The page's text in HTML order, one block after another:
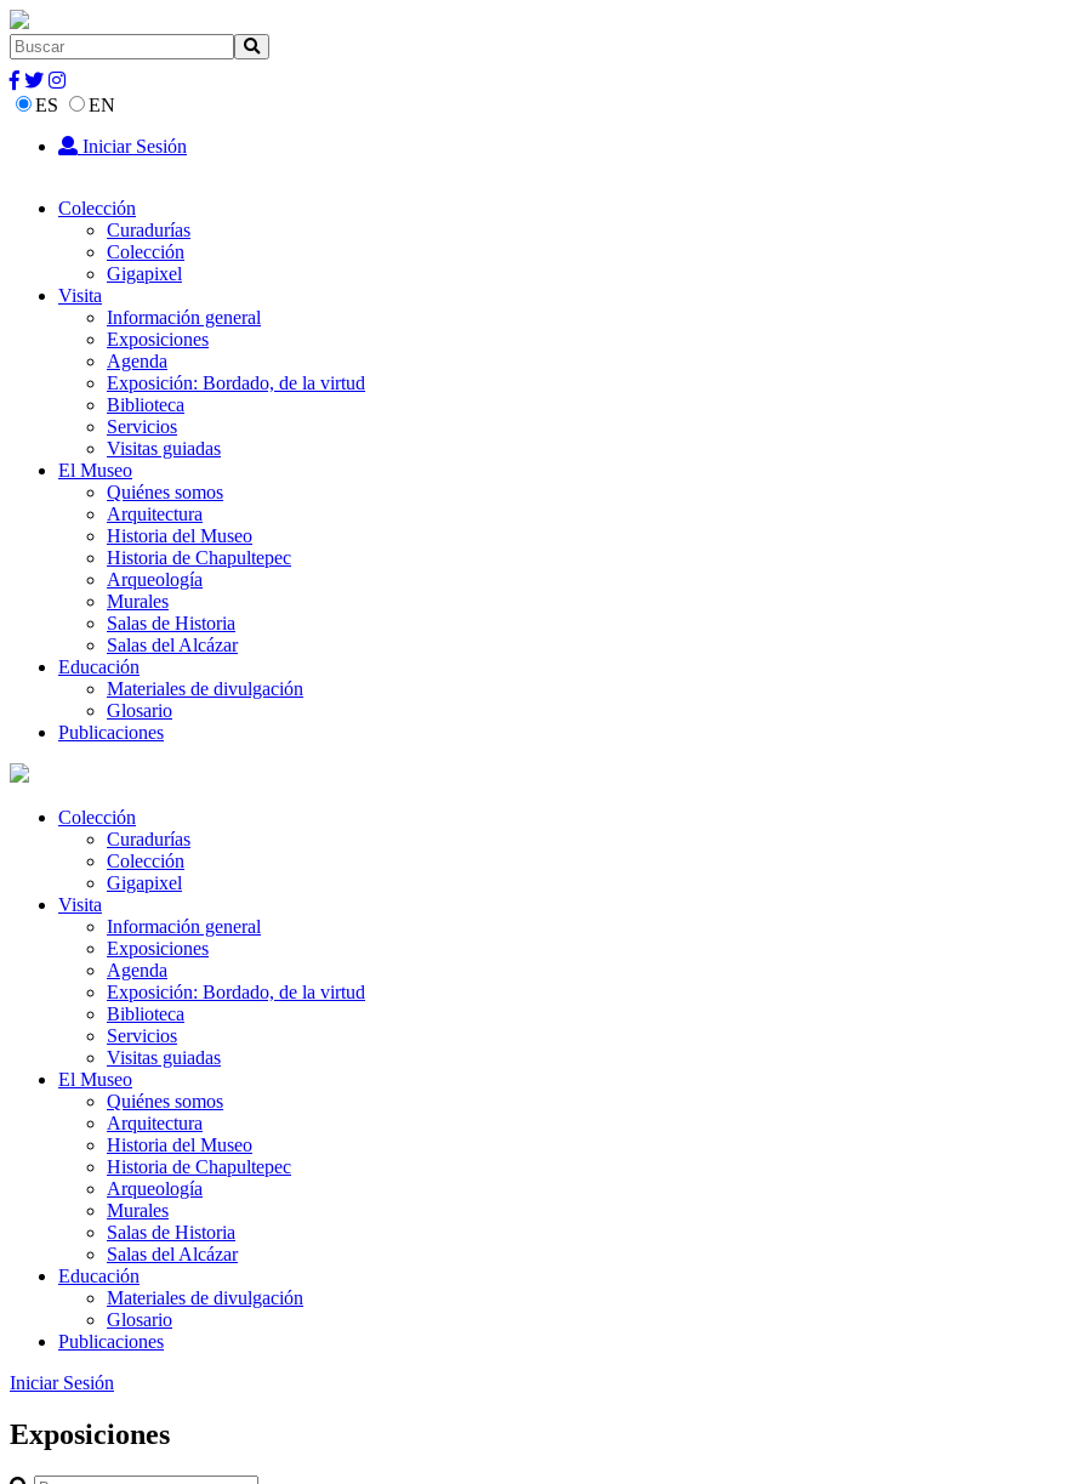
ES
EN
Iniciar Sesión
Colección
Curadurías
Colección
Gigapixel
Visita
Información general
Exposiciones
Agenda
Exposición: Bordado, de la virtud
Biblioteca
Servicios
Visitas guiadas
El Museo
Quiénes somos
Arquitectura
Historia del Museo
Historia de Chapultepec
Arqueología
Murales
Salas de Historia
Salas del Alcázar
Educación
Materiales de divulgación
Glosario
Publicaciones
Colección
Curadurías
Colección
Gigapixel
Visita
Información general
Exposiciones
Agenda
Exposición: Bordado, de la virtud
Biblioteca
Servicios
Visitas guiadas
El Museo
Quiénes somos
Arquitectura
Historia del Museo
Historia de Chapultepec
Arqueología
Murales
Salas de Historia
Salas del Alcázar
Educación
Materiales de divulgación
Glosario
Publicaciones
Iniciar Sesión
Exposiciones